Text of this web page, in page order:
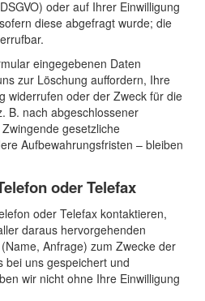
oder auf Ihrer Einwilligung
diese abgefragt wurde; die
eingegebenen Daten
zur Löschung auffordern, Ihre
widerrufen oder der Zweck für die
B. nach abgeschlossener
gesetzliche
Aufbewahrungsfristen – bleiben
oder Telefax
oder Telefax kontaktieren,
daraus hervorgehenden
Anfrage) zum Zwecke der
bei uns gespeichert und
wir nicht ohne Ihre Einwilligung